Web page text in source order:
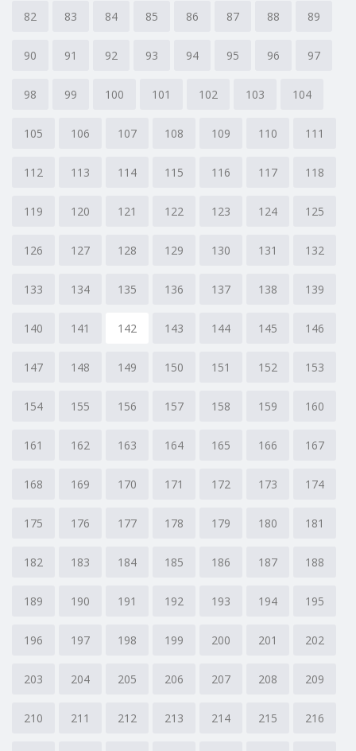
82 83 84 85 86 87 88 89
90 91 92 93 94 95 96 97
98 99 100 101 102 103 104
105 106 107 108 109 110 111
112 113 114 115 116 117 118
119 120 121 122 123 124 125
126 127 128 129 130 131 132
133 134 135 136 137 138 139
140 141 142 143 144 145 146
147 148 149 150 151 152 153
154 155 156 157 158 159 160
161 162 163 164 165 166 167
168 169 170 171 172 173 174
175 176 177 178 179 180 181
182 183 184 185 186 187 188
189 190 191 192 193 194 195
196 197 198 199 200 201 202
203 204 205 206 207 208 209
210 211 212 213 214 215 216